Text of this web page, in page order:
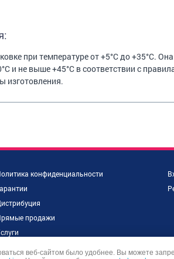
при температуре от +5°С до +35°С.
и не выше +45°С в соответствии с
изготовления.
конфиденциальности
продажи
веб-сайтом было удобнее. Вы можете